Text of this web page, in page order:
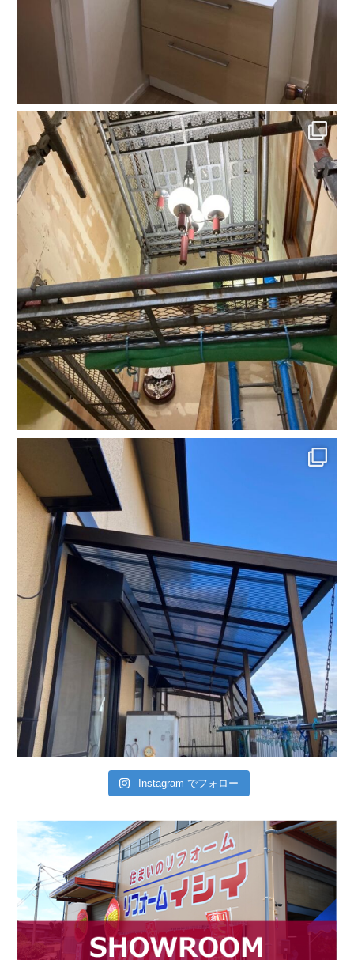
Instagram でフォロー